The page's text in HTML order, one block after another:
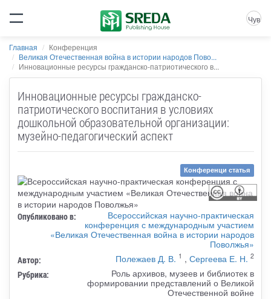
Чув
Главная
Конференция
Великая Отечественная война в истории народов Пово...
Инновационные ресурсы гражданско-патриотического в...
Инновационные ресурсы гражданско-
патриотического воспитания в условиях
дошкольной образовательной организации:
музейно-педагогический аспект
Конференци статья
Опубликовано в:
Всероссийская научно-практическая
конференция с международным участием
«Великая Отечественная война в истории народов
Поволжья»
Автор: Полежаев Д. В. 1 , Сергеева Е. Н. 2
Рубрика:
Роль архивов, музеев и библиотек в
формировании представлений о Великой
Отечественной войне